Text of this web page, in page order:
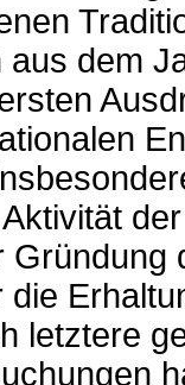
aus dem
Gründung
letztere